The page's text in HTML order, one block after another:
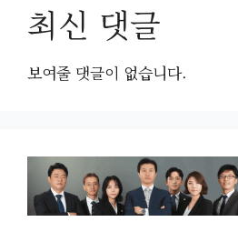
최신 댓글
보여줄 댓글이 없습니다.